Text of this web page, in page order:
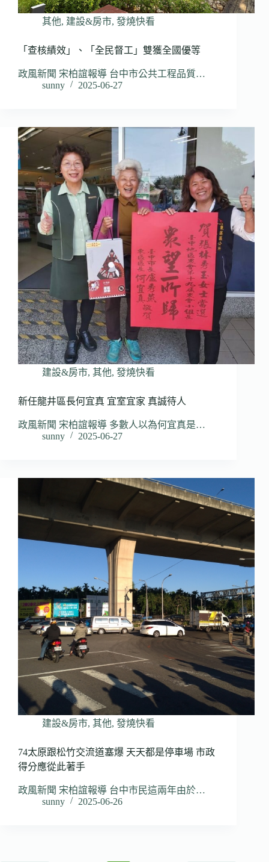
其他, 建設&房市, 發燒快看
「查核績效」、「全民督工」雙獲全國優等
政風新聞 宋柏誼報導 台中市公共工程品質…
sunny
2025-06-27
建設&房市, 其他, 發燒快看
新任龍井區長何宜真 宜室宜家 真誠待人
政風新聞 宋柏誼報導 多數人以為何宜真是…
sunny
2025-06-27
建設&房市, 其他, 發燒快看
74太原跟松竹交流道塞爆 天天都是停車場 市政
得分應從此著手
政風新聞 宋柏誼報導 台中市民這兩年由於…
sunny
2025-06-26